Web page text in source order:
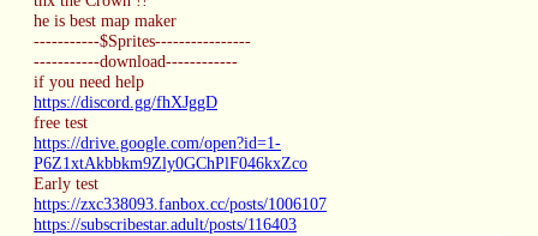
he is best map maker
-----------$Sprites----------------
-----------download------------
if you need help
https://discord.gg/fhXJggD
free test
https://drive.google.com/open?id=1-
P6Z1xtAkbbkm9Zly0GChPlF046kxZco
Early test
https://zxc338093.fanbox.cc/posts/1006107
https://subscribestar.adult/posts/116403